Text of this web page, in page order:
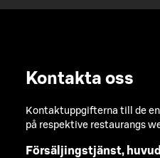
Kontakta oss
Kontaktuppgifterna till de
på respektive restaurangs
Försäljingstjänst,